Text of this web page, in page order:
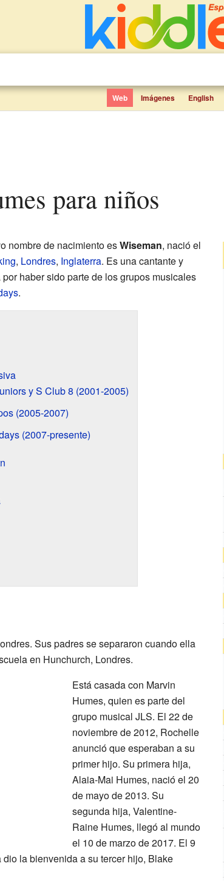
Web Imágenes English
para niños
nombre de nacimiento esWiseman, nació el
, Londres, Inglaterra. Es una cantante y
haber sido parte de los grupos musicales
.
y S Club 8 (2001-2005)
(2005-2007)
(2007-presente)
Sus padres se separaron cuando ella
en Hunchurch, Londres.
Está casada con Marvin
Humes, quien es parte del
grupo musical JLS. El 22 de
noviembre de 2012, Rochelle
anunció que esperaban a su
primer hijo. Su primera hija,
Alaia-Mai Humes, nació el 20
de mayo de 2013. Su
segunda hija, Valentine-
Raine Humes, llegó al mundo
el 10 de marzo de 2017. El 9
la bienvenida a su tercer hijo, Blake